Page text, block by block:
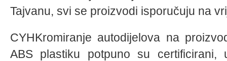
Tajvanu, svi se proizvodi isporučuju na
CYHKromiranje autodijelova na
ABS plastiku potpuno su certificirani,